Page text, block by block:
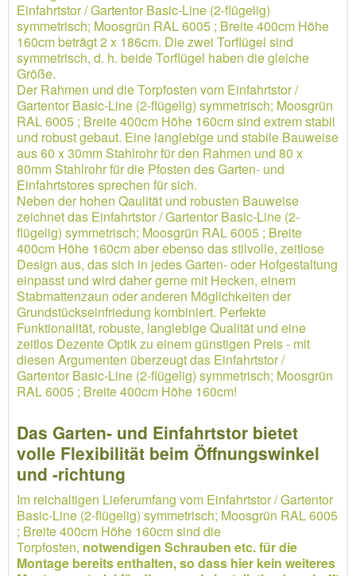
Einfahrtstor / Gartentor Basic-Line (2-flügelig)
symmetrisch; Moosgrün RAL 6005 ; Breite 400cm Höhe
160cm beträgt 2 x 186cm. Die zwei Torflügel sind
symmetrisch, d. h. beide Torflügel haben die gleiche
Größe.
Der Rahmen und die Torpfosten vom Einfahrtstor /
Gartentor Basic-Line (2-flügelig) symmetrisch; Moosgrün
RAL 6005 ; Breite 400cm Höhe 160cm sind extrem stabil
und robust gebaut. Eine langlebige und stabile Bauweise
aus 60 x 30mm Stahlrohr für den Rahmen und 80 x
80mm Stahlrohr für die Pfosten des Garten- und
Einfahrtstores sprechen für sich.
Neben der hohen Qaulität und robusten Bauweise
zeichnet das Einfahrtstor / Gartentor Basic-Line (2-
flügelig) symmetrisch; Moosgrün RAL 6005 ; Breite
400cm Höhe 160cm aber ebenso das stilvolle, zeitlose
Design aus, das sich in jedes Garten- oder Hofgestaltung
einpasst und wird daher gerne mit Hecken, einem
Stabmattenzaun oder anderen Möglichkeiten der
Grundstückseinfriedung kombiniert. Perfekte
Funktionalität, robuste, langlebige Qualität und eine
zeitlos Dezente Optik zu einem günstigen Preis - mit
diesen Argumenten überzeugt das Einfahrtstor /
Gartentor Basic-Line (2-flügelig) symmetrisch; Moosgrün
RAL 6005 ; Breite 400cm Höhe 160cm!
Das Garten- und Einfahrtstor bietet
volle Flexibilität beim Öffnungswinkel
und -richtung
Im reichaltigen Lieferumfang vom Einfahrtstor / Gartentor
Basic-Line (2-flügelig) symmetrisch; Moosgrün RAL 6005
; Breite 400cm Höhe 160cm sind die
Torpfosten, notwendigen Schrauben etc. für die
Montage bereits enthalten, so dass hier kein weiteres